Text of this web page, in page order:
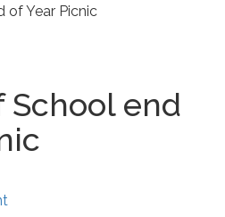
of Year Picnic
School end